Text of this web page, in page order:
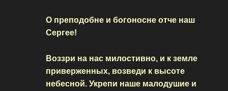
О преподобне и богоносне отче наш
Сергее!
Воззри на нас милостивно, и к земле
приверженных, возведи к высоте
небесной. Укрепи наше малодушие и